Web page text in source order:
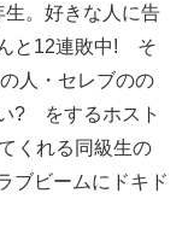
。好きな人に告
と12連敗中! そ
人・セレブのの
? をするホスト
くれる同級生の
ブビームにドキド